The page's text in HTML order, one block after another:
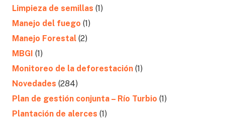
Limpieza de semillas (1)
Manejo del fuego (1)
Manejo Forestal (2)
MBGI (1)
Monitoreo de la deforestación (1)
Novedades (284)
Plan de gestión conjunta – Río Turbio (1)
Plantación de alerces (1)